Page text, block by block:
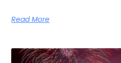
Read More